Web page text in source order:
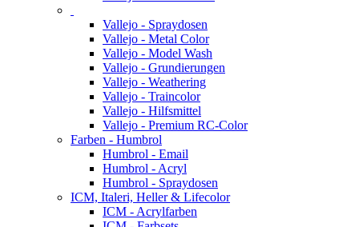
Vallejo - Spraydosen
Vallejo - Metal Color
Vallejo - Model Wash
Vallejo - Grundierungen
Vallejo - Weathering
Vallejo - Traincolor
Vallejo - Hilfsmittel
Vallejo - Premium RC-Color
Farben - Humbrol
Humbrol - Email
Humbrol - Acryl
Humbrol - Spraydosen
ICM, Italeri, Heller & Lifecolor
ICM - Acrylfarben